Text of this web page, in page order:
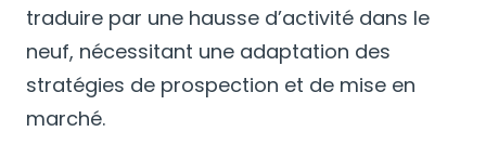
traduire par une hausse d’activité dans le
neuf, nécessitant une adaptation des
stratégies de prospection et de mise en
marché.